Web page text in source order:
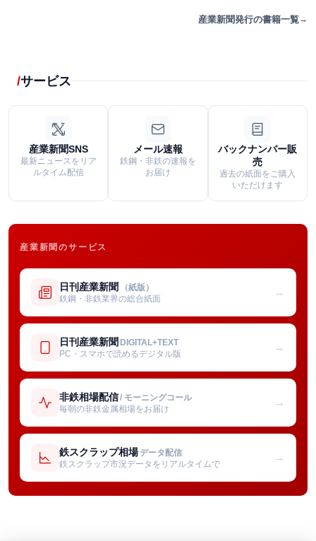
産業新聞発行の書籍一覧
サービス
産業新聞SNS
最新ニュースをリア
ルタイム配信
メール速報
鉄鋼・非鉄の速報を
お届け
バックナンバー販
売
過去の紙面をご購入
いただけます
産業新聞のサービス
日刊産業新聞 （紙版）
鉄鋼・非鉄業界の総合紙面
→
日刊産業新聞 DIGITAL+TEXT
PC・スマホで読めるデジタル版
→
非鉄相場配信/ モーニングコール
毎朝の非鉄金属相場をお届け
→
鉄スクラップ相場 データ配信
鉄スクラップ市況データをリアルタイムで
→